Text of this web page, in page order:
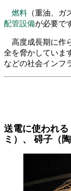
燃料 （重油、
配管設備が必要で
高度成長期に作
全を脅かしていま
などの社会インフ
送電に使われ
ミ）、 碍子（陶